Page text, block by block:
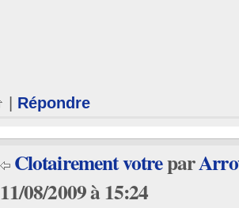
Répondre
Clotairement votrepar
11/08/2009 à 15:24